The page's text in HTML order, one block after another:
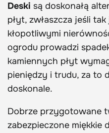
Deski są doskonałą
płyt, zwłaszcza jeśli
kłopotliwymi
ogrodu prowadzi
kamiennych płyt
pieniędzy i trudu, za to
doskonale.
Dobrze przygotowane
zabezpieczone